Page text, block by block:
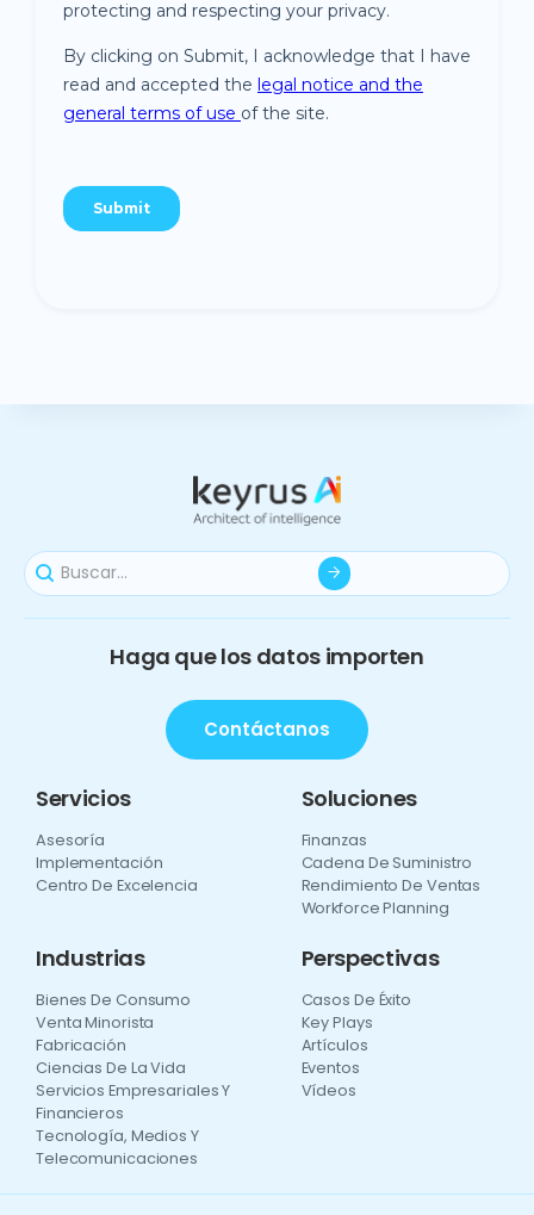
Haga que los datos importen
Contáctanos
Servicios
Asesoría
Implementación
Centro De Excelencia
Soluciones
Finanzas
Cadena De Suministro
Rendimiento De Ventas
Workforce Planning
Industrias
Bienes De Consumo
Venta Minorista
Fabricación
Ciencias De La Vida
Servicios Empresariales Y
Financieros
Tecnología, Medios Y
Telecomunicaciones
Perspectivas
Casos De Éxito
Key Plays
Artículos
Eventos
Vídeos